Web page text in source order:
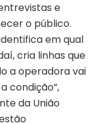
e
o público.
em qual
cria linhas que
a operadora vai
condição”,
da União